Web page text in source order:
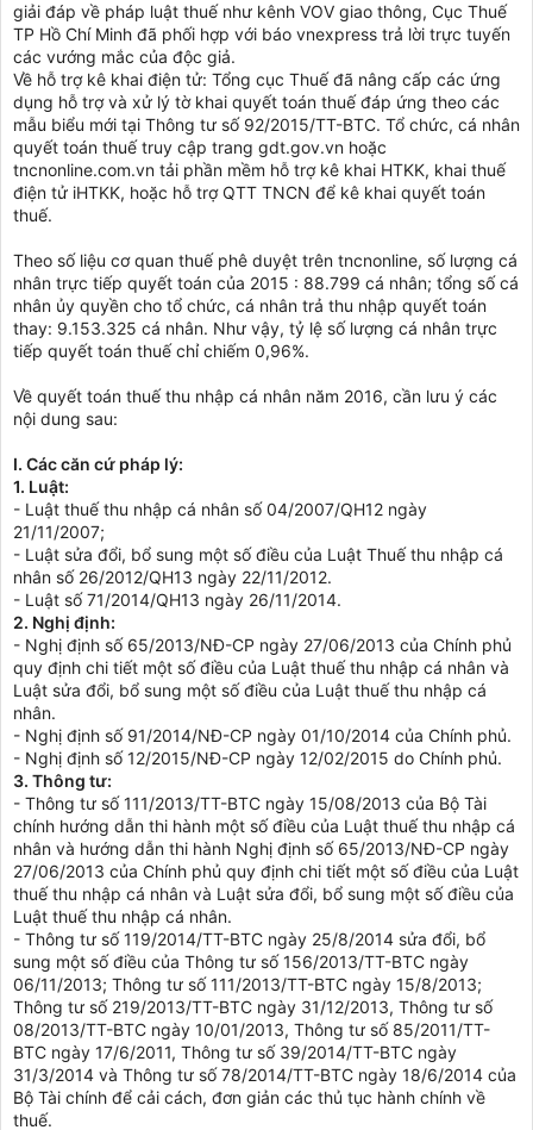
giải đáp về pháp luật thuế như kênh VOV giao thông, Cục Thuế
TP Hồ Chí Minh đã phối hợp với báo vnexpress trả lời trực tuyến
các vướng mắc của độc giả.
Về hỗ trợ kê khai điện tử: Tổng cục Thuế đã nâng cấp các ứng
dụng hỗ trợ và xử lý tờ khai quyết toán thuế đáp ứng theo các
mẫu biểu mới tại Thông tư số 92/2015/TT-BTC. Tổ chức, cá nhân
quyết toán thuế truy cập trang gdt.gov.vn hoặc
tncnonline.com.vn tải phần mềm hỗ trợ kê khai HTKK, khai thuế
điện tử iHTKK, hoặc hỗ trợ QTT TNCN để kê khai quyết toán
thuế.
Theo số liệu cơ quan thuế phê duyệt trên tncnonline, số lượng cá
nhân trực tiếp quyết toán của 2015 : 88.799 cá nhân; tổng số cá
nhân ủy quyền cho tổ chức, cá nhân trả thu nhập quyết toán
thay: 9.153.325 cá nhân. Như vậy, tỷ lệ số lượng cá nhân trực
tiếp quyết toán thuế chỉ chiếm 0,96%.
Về quyết toán thuế thu nhập cá nhân năm 2016, cần lưu ý các
nội dung sau:
I. Các căn cứ pháp lý:
1. Luật:
- Luật thuế thu nhập cá nhân số 04/2007/QH12 ngày
21/11/2007;
- Luật sửa đổi, bổ sung một số điều của Luật Thuế thu nhập cá
nhân số 26/2012/QH13 ngày 22/11/2012.
- Luật số 71/2014/QH13 ngày 26/11/2014.
2. Nghị định:
- Nghị định số 65/2013/NĐ-CP ngày 27/06/2013 của Chính phủ
quy định chi tiết một số điều của Luật thuế thu nhập cá nhân và
Luật sửa đổi, bổ sung một số điều của Luật thuế thu nhập cá
nhân.
- Nghị định số 91/2014/NĐ-CP ngày 01/10/2014 của Chính phủ.
- Nghị định số 12/2015/NĐ-CP ngày 12/02/2015 do Chính phủ.
3. Thông tư:
- Thông tư số 111/2013/TT-BTC ngày 15/08/2013 của Bộ Tài
chính hướng dẫn thi hành một số điều của Luật thuế thu nhập cá
nhân và hướng dẫn thi hành Nghị định số 65/2013/NĐ-CP ngày
27/06/2013 của Chính phủ quy định chi tiết một số điều của Luật
thuế thu nhập cá nhân và Luật sửa đổi, bổ sung một số điều của
Luật thuế thu nhập cá nhân.
- Thông tư số 119/2014/TT-BTC ngày 25/8/2014 sửa đổi, bổ
sung một số điều của Thông tư số 156/2013/TT-BTC ngày
06/11/2013; Thông tư số 111/2013/TT-BTC ngày 15/8/2013;
Thông tư số 219/2013/TT-BTC ngày 31/12/2013, Thông tư số
08/2013/TT-BTC ngày 10/01/2013, Thông tư số 85/2011/TT-
BTC ngày 17/6/2011, Thông tư số 39/2014/TT-BTC ngày
31/3/2014 và Thông tư số 78/2014/TT-BTC ngày 18/6/2014 của
Bộ Tài chính để cải cách, đơn giản các thủ tục hành chính về
thuế.